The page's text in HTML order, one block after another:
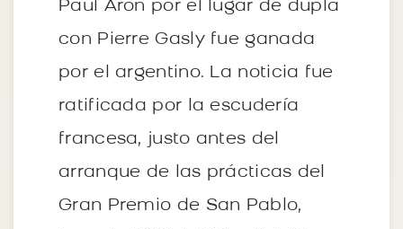
Paul Aron por el lugar de dupla
con Pierre Gasly fue ganada
por el argentino. La noticia fue
ratificada por la escudería
francesa, justo antes del
arranque de las prácticas del
Gran Premio de San Pablo,